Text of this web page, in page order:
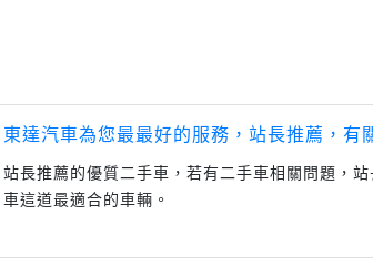
東達汽車為您最最好的服務，站長推薦，有
站長推薦的優質二手車，若有二手車相關問題，
車這道最適合的車輛。